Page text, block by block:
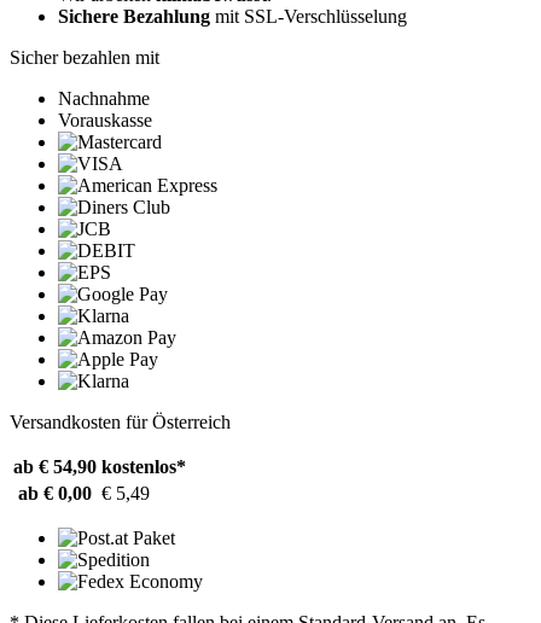
Sichere Bezahlung mit SSL-Verschlüsselung
Sicher bezahlen mit
Nachnahme
Vorauskasse
Versandkosten für Österreich
ab € 54,90 kostenlos*
ab € 0,00 € 5,49